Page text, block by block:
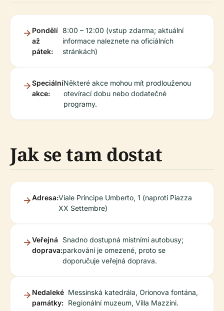
Pondělí
až
pátek:
8:00 – 12:00 (vstup zdarma; aktuální
informace naleznete na oficiálních
stránkách)
Speciální
akce:
Některé akce mohou mít prodlouženou
otevírací dobu nebo dodatečné
programy.
Jak se tam dostat
Adresa:Viale Principe Umberto, 1 (naproti Piazza
XX Settembre)
Veřejná
doprava:
Snadno dostupná místními autobusy;
parkování je omezené, proto se
doporučuje veřejná doprava.
Nedaleké
památky:
Messinská katedrála, Orionova fontána,
Regionální muzeum, Villa Mazzini.